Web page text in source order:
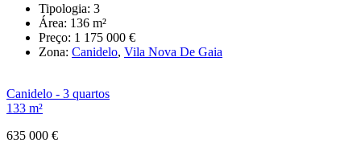
Tipologia: 3
Área: 136 m²
Preço: 1 175 000 €
Zona: Canidelo, Vila Nova De Gaia
Canidelo - 3 quartos
133 m²
635 000 €